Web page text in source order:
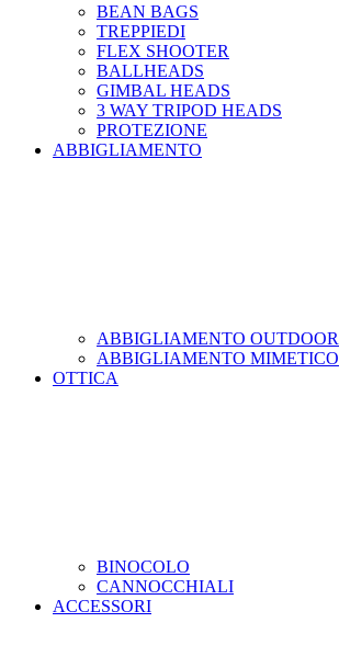
BEAN BAGS
TREPPIEDI
FLEX SHOOTER
BALLHEADS
GIMBAL HEADS
3 WAY TRIPOD HEADS
PROTEZIONE
ABBIGLIAMENTO
ABBIGLIAMENTO OUTDOOR
ABBIGLIAMENTO MIMETICO
OTTICA
BINOCOLO
CANNOCCHIALI
ACCESSORI